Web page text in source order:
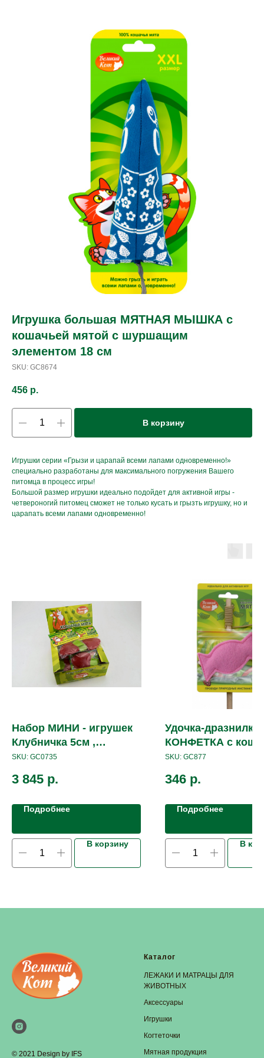
Игрушка большая МЯТНАЯ МЫШКА с
кошачьей мятой с шуршащим
элементом 18 см
SKU: GC8674
456 р.
В корзину
Игрушки серии «Грызи и царапай всеми лапами одновременно!»
специально разработаны для максимального погружения Вашего
питомца в процесс игры!
Большой размер игрушки идеально подойдет для активной игры -
четвероногий питомец сможет не только кусать и грызть игрушку, но и
царапать всеми лапами одновременно!
Набор МИНИ - игрушек
Клубничка 5см ,
наполнитель кошачья
SKU: GC0735
3 845 р.
Подробнее
В корзину
Удочка-дразнилка
КОНФЕТКА с
мятой
SKU: GC877
346 р.
Подробнее
В
© 2021 Design by IFS
Каталог
ЛЕЖАКИ И МАТРАЦЫ ДЛЯ
ЖИВОТНЫХ
Аксессуары
Игрушки
Когтеточки
Мятная продукция